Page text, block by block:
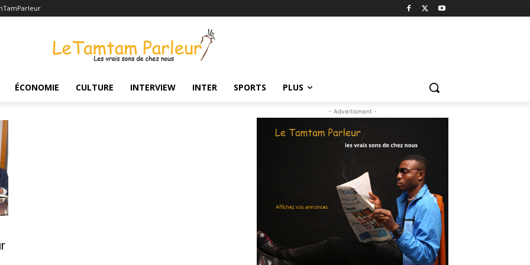
ÉCONOMIE CULTURE INTERVIEW INTER SPORTS PLUS
- Advertisment -